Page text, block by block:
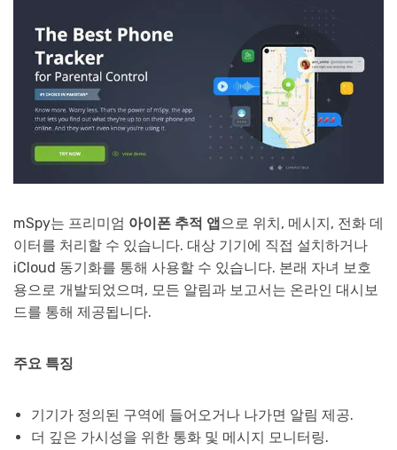
mSpy는 프리미엄 아이폰 추적 앱 으로 위치, 메시지, 전화 데
이터를 처리할 수 있습니다. 대상 기기에 직접 설치하거나
iCloud 동기화를 통해 사용할 수 있습니다. 본래 자녀 보호
용으로 개발되었으며, 모든 알림과 보고서는 온라인 대시보
드를 통해 제공됩니다.
주요 특징
기기가 정의된 구역에 들어오거나 나가면 알림 제공.
더 깊은 가시성을 위한 통화 및 메시지 모니터링.